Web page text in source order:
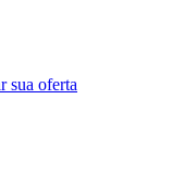
sua oferta